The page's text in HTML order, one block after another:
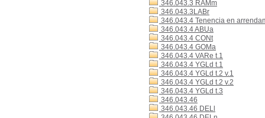
346.043.3 RAMm
346.043.3LABr
346.043.4 Tenencia en
346.043.4 ABUa
346.043.4 CONt
346.043.4 GOMa
346.043.4 VARe t.1
346.043.4 YGLd t.1
346.043.4 YGLd t.2 v.1
346.043.4 YGLd t.2 v.2
346.043.4 YGLd t.3
346.043.46
346.043.46 DELl